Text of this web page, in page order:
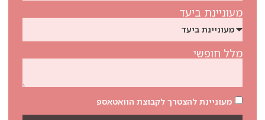
מעוניינת ביעד
מלל חופשי
מעוניינת להצטרך לקבוצת הוואטאספ